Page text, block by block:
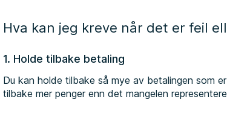
Hva kan jeg kreve når det er feil
1. Holde tilbake betaling
Du kan holde tilbake så mye av betalingen som
tilbake mer penger enn det mangelen